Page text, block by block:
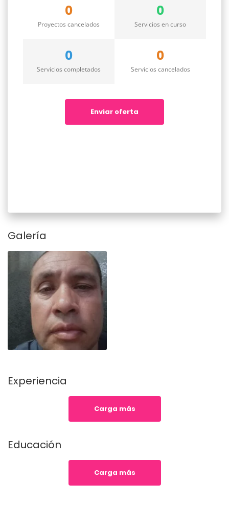
0
Proyectos cancelados
0
Servicios en curso
0
Servicios completados
0
Servicios cancelados
Enviar oferta
Galería
Experiencia
Carga más
Educación
Carga más